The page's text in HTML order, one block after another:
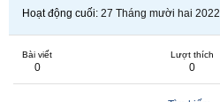
Hoạt động cuối 27 Tháng mười hai 2022
Bài viết
0
Lượt thích
0